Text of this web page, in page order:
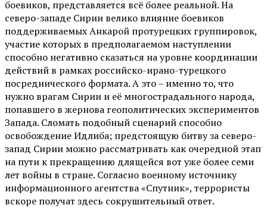
боевиков, представляется всё более реальной. На
северо-западе Сирии велико влияние боевиков
поддерживаемых Анкарой протурецких группировок,
участие которых в предполагаемом наступлении
способно негативно сказаться на уровне координации
действий в рамках российско-ирано-турецкого
посреднического формата. А это – именно то, что
нужно врагам Сирии и её многострадального народа,
попавшего в жернова геополитических экспериментов
Запада. Сломать подобный сценарий способно
освобождение Идлиба; предстоящую битву за северо-
запад Сирии можно рассматривать как очередной этап
на пути к прекращению длящейся вот уже более семи
лет войны в стране. Согласно военному источнику
информационного агентства «Спутник», террористы
вскоре получат здесь сокрушительный ответ.